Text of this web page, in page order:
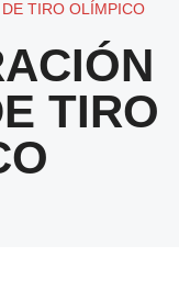
TIRO OLÍMPICO
TIRO